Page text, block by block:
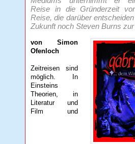
Reise in die Gründerzeit
Reise, die darüber
Zukunft noch Steven Burns
von Simon
Ofenloch
Zeitreisen sind
möglich. In
Einsteins
Theorien, in
Literatur und
Film und